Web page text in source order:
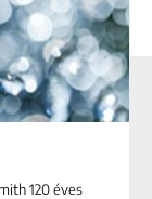
120 éves